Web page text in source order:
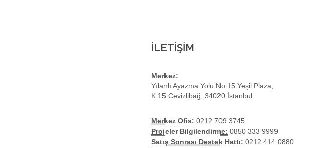
İLETİŞİM
Merkez:
Yılanlı Ayazma Yolu No:15 Yeşil Plaza,
K:15 Cevizlibağ, 34020 İstanbul
Merkez Ofis: 0212 709 3745
Projeler Bilgilendirme: 0850 333 9999
Satış Sonrası Destek Hattı: 0212 414 0880